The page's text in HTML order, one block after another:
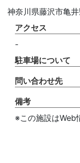
神奈川県藤沢市亀
アクセス
-
駐車場について
問い合わせ先
備考
※この施設はWeb